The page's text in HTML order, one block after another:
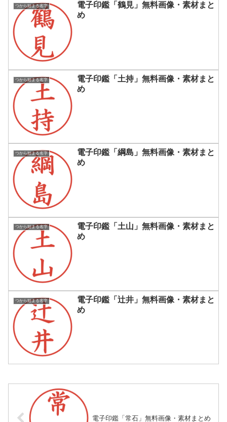
つから始まる名字
電子印鑑「鶴見」無料画像・素材まと
め
つから始まる名字
電子印鑑「土持」無料画像・素材まと
め
つから始まる名字
電子印鑑「綱島」無料画像・素材まと
め
つから始まる名字
電子印鑑「土山」無料画像・素材まと
め
つから始まる名字
電子印鑑「辻井」無料画像・素材まと
め
電子印鑑「常石」無料画像・素材まとめ